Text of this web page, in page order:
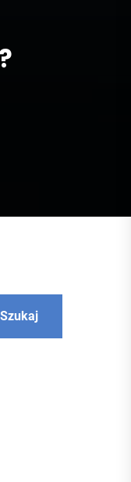
Szukaj